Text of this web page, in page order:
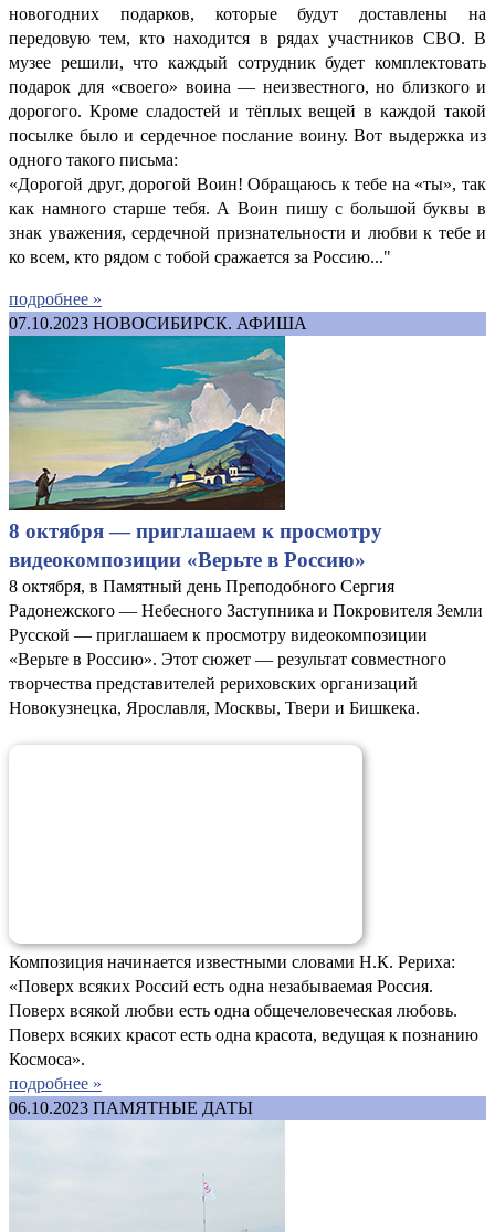
новогодних подарков, которые будут доставлены на
передовую тем, кто находится в рядах участников СВО. В
музее решили, что каждый сотрудник будет комплектовать
подарок для «своего» воина — неизвестного, но близкого и
дорогого. Кроме сладостей и тёплых вещей в каждой такой
посылке было и сердечное послание воину. Вот выдержка из
одного такого письма:
«Дорогой друг, дорогой Воин! Обращаюсь к тебе на «ты», так
как намного старше тебя. А Воин пишу с большой буквы в
знак уважения, сердечной признательности и любви к тебе и
ко всем, кто рядом с тобой сражается за Россию..."
подробнее »
07.10.2023 НОВОСИБИРСК. АФИША
8 октября — приглашаем к просмотру
видеокомпозиции «Верьте в Россию»
8 октября, в Памятный день Преподобного Сергия
Радонежского — Небесного Заступника и Покровителя Земли
Русской — приглашаем к просмотру видеокомпозиции
«Верьте в Россию». Этот сюжет — результат совместного
творчества представителей рериховских организаций
Новокузнецка, Ярославля, Москвы, Твери и Бишкека.
Композиция начинается известными словами Н.К. Рериха:
«Поверх всяких Россий есть одна незабываемая Россия.
Поверх всякой любви есть одна общечеловеческая любовь.
Поверх всяких красот есть одна красота, ведущая к познанию
Космоса».
подробнее »
06.10.2023 ПАМЯТНЫЕ ДАТЫ